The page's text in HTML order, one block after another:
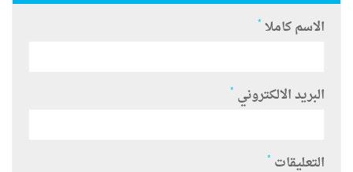
الاسم كاملا *
البريد الالكتروني *
التعليقات *